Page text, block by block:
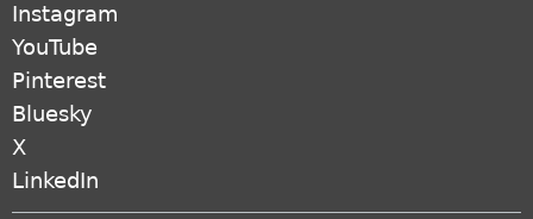
Instagram
YouTube
Pinterest
Bluesky
X
LinkedIn